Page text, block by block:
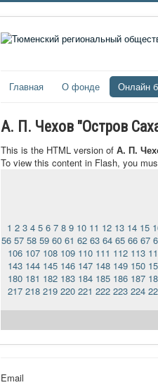
Главная О фонде Онлайн
А. П. Чехов "Остров
This is the HTML version of А. П.
To view this content in Flash, you
1 2 3 4 5 6 7 8 9 10 11 12 13 14 15
56 57 58 59 60 61 62 63 64 65 66 67
106 107 108 109 110 111 112 113
143 144 145 146 147 148 149 150
180 181 182 183 184 185 186 187
217 218 219 220 221 222 223 224
Email